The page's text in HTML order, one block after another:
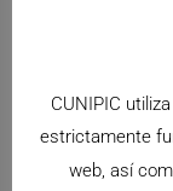
CUNIPIC
estrictamente
web, así